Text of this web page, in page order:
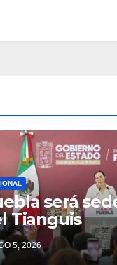
será
Tianguis
México
5, 2026